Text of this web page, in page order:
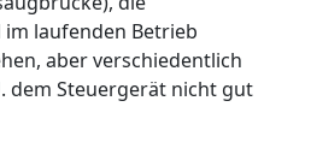
laufenden Betrieb
aber verschiedentlich
dem Steuergerät nicht gut